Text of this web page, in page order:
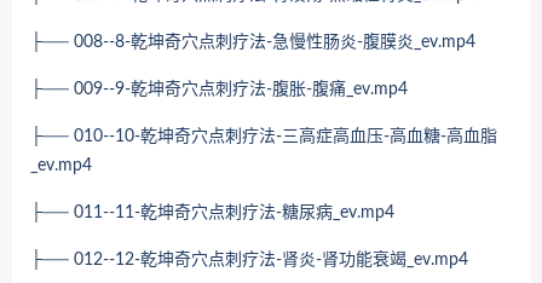
├── 008--8-乾坤奇穴点刺疗法-急慢性肠炎-腹膜炎_ev.mp4
├── 009--9-乾坤奇穴点刺疗法-腹胀-腹痛_ev.mp4
├── 010--10-乾坤奇穴点刺疗法-三高症高血压-高血糖-高血脂
_ev.mp4
├── 011--11-乾坤奇穴点刺疗法-糖尿病_ev.mp4
├── 012--12-乾坤奇穴点刺疗法-肾炎-肾功能衰竭_ev.mp4